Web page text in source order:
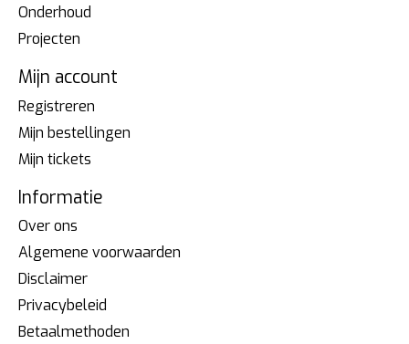
Onderhoud
Projecten
Mijn account
Registreren
Mijn bestellingen
Mijn tickets
Informatie
Over ons
Algemene voorwaarden
Disclaimer
Privacybeleid
Betaalmethoden